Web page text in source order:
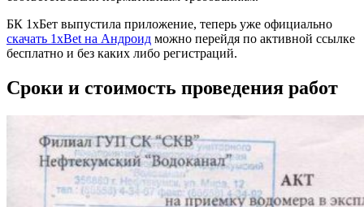
БК 1хБет выпустила приложение, теперь уже официально
скачать 1xBet на Андроид можно перейдя по активной ссылке
бесплатно и без каких либо регистраций.
Сроки и стоимость проведения работ